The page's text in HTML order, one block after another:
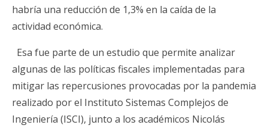
habría una reducción de 1,3% en la caída de la
actividad económica.
Esa fue parte de un estudio que permite analizar
algunas de las políticas fiscales implementadas para
mitigar las repercusiones provocadas por la pandemia
realizado por el Instituto Sistemas Complejos de
Ingeniería (ISCI), junto a los académicos Nicolás